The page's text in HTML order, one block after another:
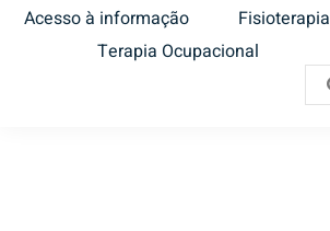
Acesso à informação
Fisioterapia
Terapia Ocupacional